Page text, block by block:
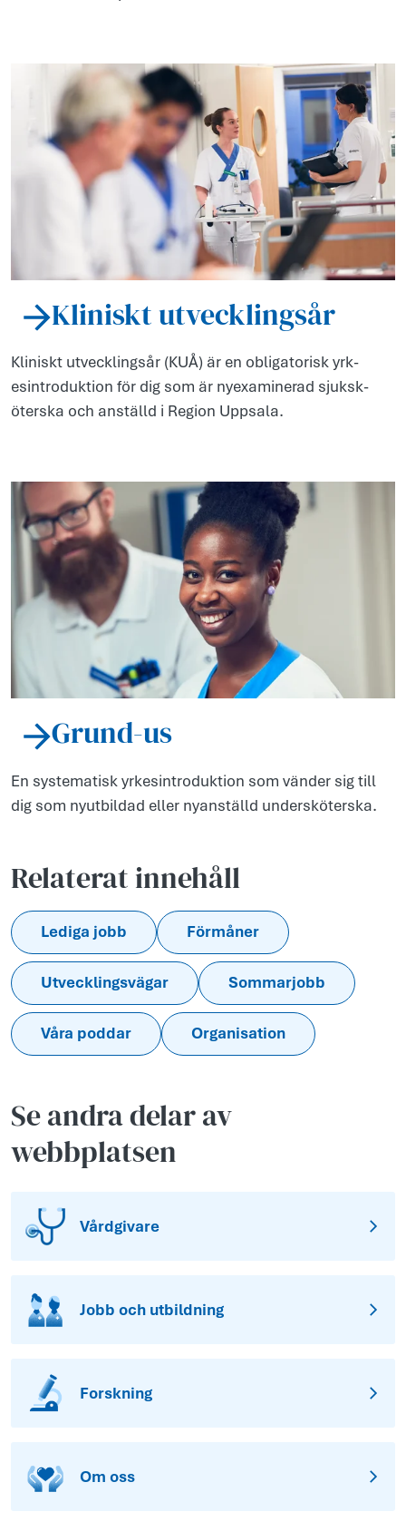
Kliniskt utvecklingsår
Kliniskt utv­ecklings­år (KUÅ) är en obl­igatorisk yrk­
esintr­odukt­ion för dig som är nye­xaminerad ­sjuksk­
ötersk­a och anst­älld i Region Upps­ala.
Grund-us
En systematisk yrkesintroduktion som vänder sig till
dig som nyutbildad eller nyanställd undersköterska.
Relaterat innehåll
Lediga jobb Förmåner
Utvecklingsvägar Sommarjobb
Våra poddar Organisation
Se andra delar av
webbplatsen
Vårdgivare
Jobb och utbildning
Forskning
Om oss